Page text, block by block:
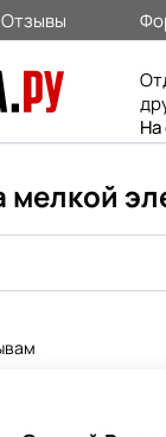
Отзывы
На
мелкой